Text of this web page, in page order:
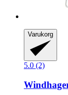
Varukorg
5.0 (2)